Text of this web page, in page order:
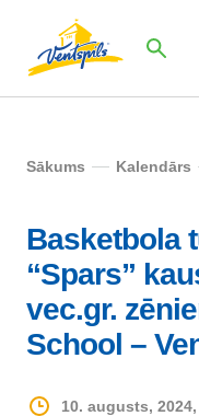
Sākums Kalendārs
Basketbola
“Spars”
vec.gr.
School –
10. augusts,